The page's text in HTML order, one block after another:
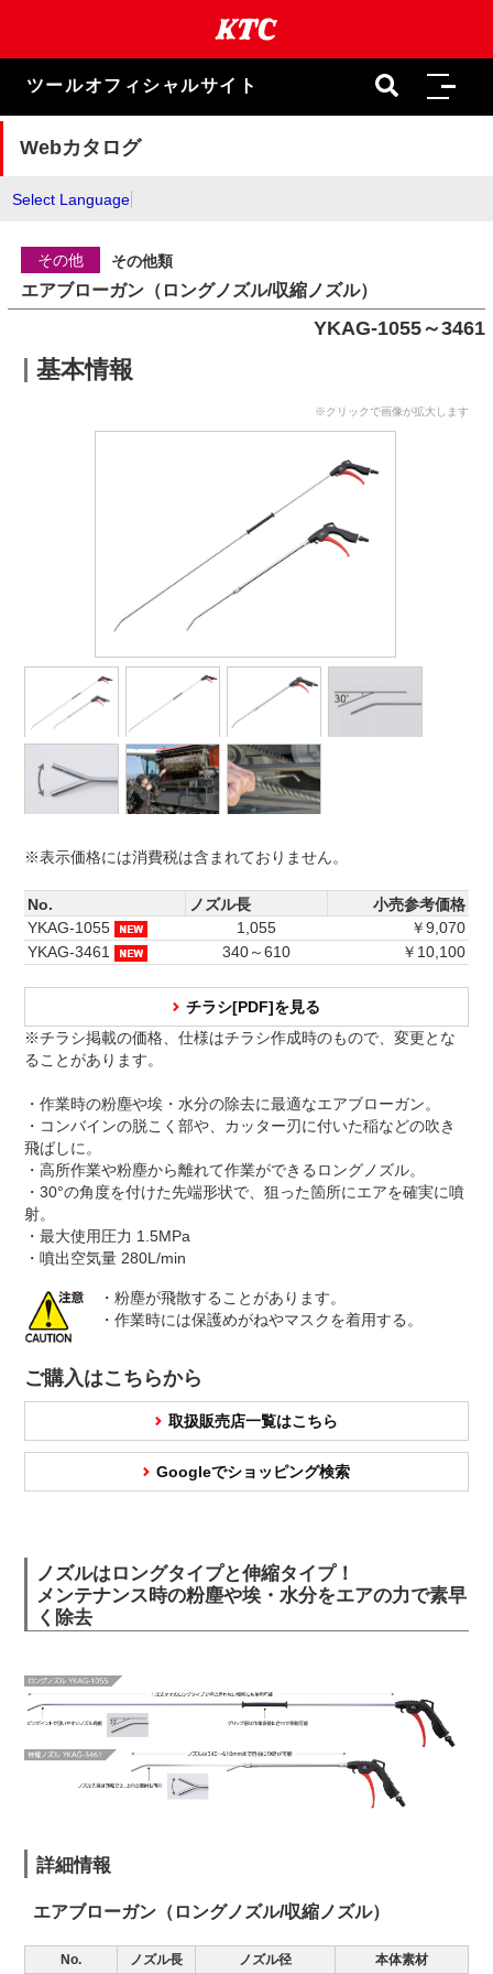
ま
キ
ツールオフィシャルサイト
Webカタログ
Select Language
その他 その他類
エアブローガン（ロングノズル/収縮ノズル）
YKAG-1055～3461
基本情報
※クリックで画像が拡大します
※表示価格には消費税は含まれておりません。
No. ノズル長
小売参考価格
YKAG-1055
1,055
￥9,070
YKAG-3461
340～610 ￥10,100
チラシ[PDF]を見る
※チラシ掲載の価格、仕様はチラシ作成時のもので、変更とな
ることがあります。
・作業時の粉塵や埃・水分の除去に最適なエアブローガン。
・コンバインの脱こく部や、カッター刃に付いた稲などの吹き
飛ばしに。
・高所作業や粉塵から離れて作業ができるロングノズル。
・30°の角度を付けた先端形状で、狙った箇所にエアを確実に噴
射。
・最大使用圧力 1.5MPa
・噴出空気量 280L/min
・粉塵が飛散することがあります。
・作業時には保護めがねやマスクを着用する。
ご購入はこちらから
取扱販売店一覧はこちら
Googleでショッピング検索
ノズルはロングタイプと伸縮タイプ！
メンテナンス時の粉塵や埃・水分をエアの力で素早
く除去
詳細情報
エアブローガン（ロングノズル/収縮ノズル）
No. ノズル長 ノズル径 本体素材